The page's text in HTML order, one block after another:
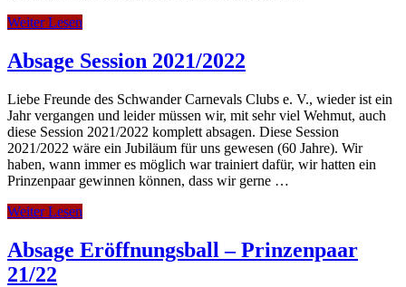
Weiter Lesen
Absage Session 2021/2022
Liebe Freunde des Schwander Carnevals Clubs e. V., wieder ist ein
Jahr vergangen und leider müssen wir, mit sehr viel Wehmut, auch
diese Session 2021/2022 komplett absagen. Diese Session
2021/2022 wäre ein Jubiläum für uns gewesen (60 Jahre). Wir
haben, wann immer es möglich war trainiert dafür, wir hatten ein
Prinzenpaar gewinnen können, dass wir gerne …
Weiter Lesen
Absage Eröffnungsball – Prinzenpaar
21/22